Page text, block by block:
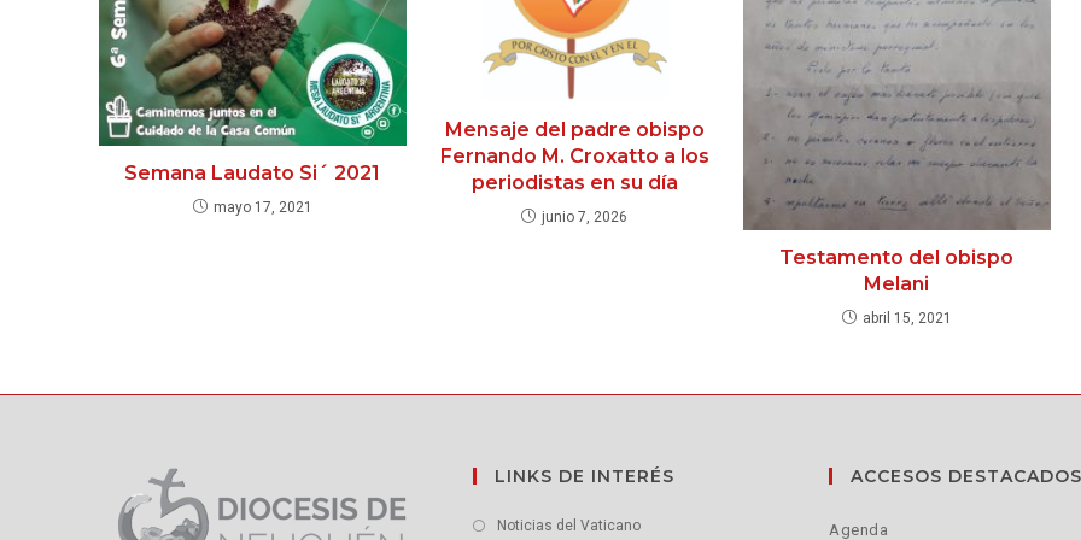
Semana Laudato Si´ 2021
mayo 17, 2021
Mensaje del padre obispo
Fernando M. Croxatto a los
periodistas en su día
junio 7, 2026
Testamento del obispo
Melani
abril 15, 2021
LINKS DE INTERÉS
Noticias del Vaticano
ACCESOS DESTACADOS
Agenda